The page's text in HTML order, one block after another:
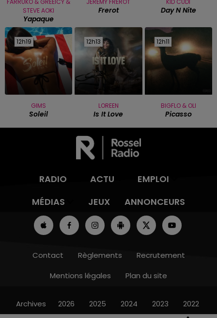
STEVE AOKI
Yapaque
Frerot Day N Nite
12h19
12h19
GIMS
Soleil
12h13
12h13
LOREEN
Is It Love
12h11
12h11
BIGFLO & OLI
Picasso
RADIO ACTU
EMPLOI
MÉDIAS
JEUX ANNONCEURS
Contact Règlements
Recrutement
Mentions légales
Plan du site
Archives 2026 2025 2024 2023 2022